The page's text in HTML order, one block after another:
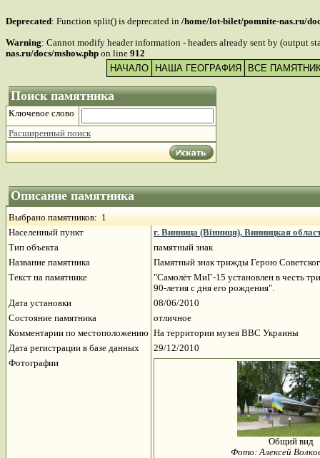
Deprecated: Function split() is deprecated in /home/lot-bilet/pomnite-nas.ru/
Warning: Cannot modify header information - headers already sent by (output
nas.ru/docs/mshow.php on line 912
НАЧАЛО НАША ГЕОГРАФИЯ ВСЕ
Поиск памятника
Ключевое слово
Расширенный поиск
Описание памятника
Выбрано памятников: 1
Населенный пункт
г. Винница (Вінниця), Винницкая
Тип объекта
памятный знак
Название памятника
Памятный знак трижды Герою
Текст на памятнике
"Самолёт МиГ-15 установлен в честь
90-летия с дня его рождения".
Дата установки
08/06/2010
Состояние памятника
отличное
Комментарии по местоположению На территории музея ВВС Украины
Дата регистрации в базе данных
29/12/2010
Фотографии
Общий вид
Фото: Алексей